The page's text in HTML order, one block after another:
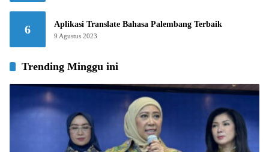
6 Aplikasi Translate Bahasa Palembang Terbaik
9 Agustus 2023
Trending Minggu ini